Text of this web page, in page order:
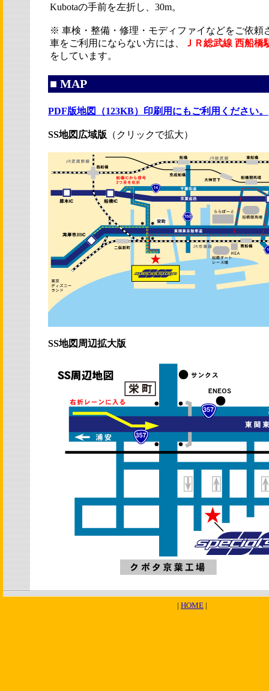
Kubotaの手前を左折し、30m。
※ 車検・整備・修理・モディファイなどをご依頼
車をご利用にならない方には、
ＪＲ総武線 西船橋
をしています。
■ MAP
PDF版地図（123KB）印刷用にもご利用ください。
SS地図広域版 （クリックで拡大）
SS地図周辺拡大版
| HOME |